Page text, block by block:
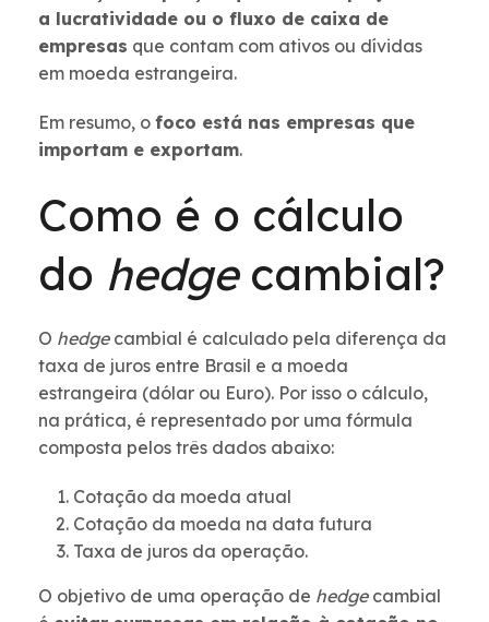
a lucratividade ou o fluxo de caixa de
empresas que contam com ativos ou dívidas
em moeda estrangeira.
Em resumo, o foco está nas empresas que
importam e exportam.
Como é o cálculo
do hedge cambial?
O hedge cambial é calculado pela diferença da
taxa de juros entre Brasil e a moeda
estrangeira (dólar ou Euro). Por isso o cálculo,
na prática, é representado por uma fórmula
composta pelos três dados abaixo:
Cotação da moeda atual
Cotação da moeda na data futura
Taxa de juros da operação.
O objetivo de uma operação de hedge cambial